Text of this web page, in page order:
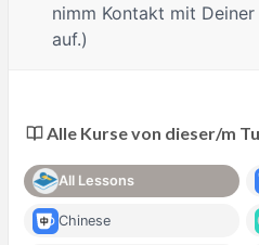
nimm Kontakt mit
auf.)
Alle Kurse von dieser/m
All Lessons
Chinese